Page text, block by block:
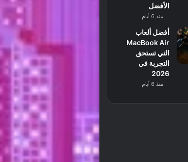
الأفضل
منذ 6 أيام
أفضل ألعاب
MacBook Air
التي تستحق
التجربة في
2026
منذ 6 أيام